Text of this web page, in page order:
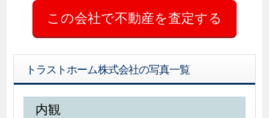
トラストホーム株式会社の写真一覧
内観